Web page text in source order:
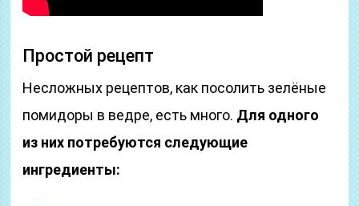
Простой рецепт
Несложных рецептов, как посолить зелёные
помидоры в ведре, есть много. Для одного
из них потребуются следующие
ингредиенты: